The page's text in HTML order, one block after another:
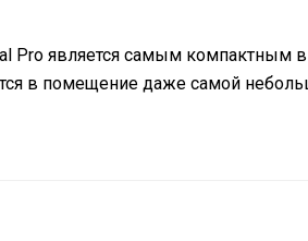
Pro является самым компактным
в помещение даже самой